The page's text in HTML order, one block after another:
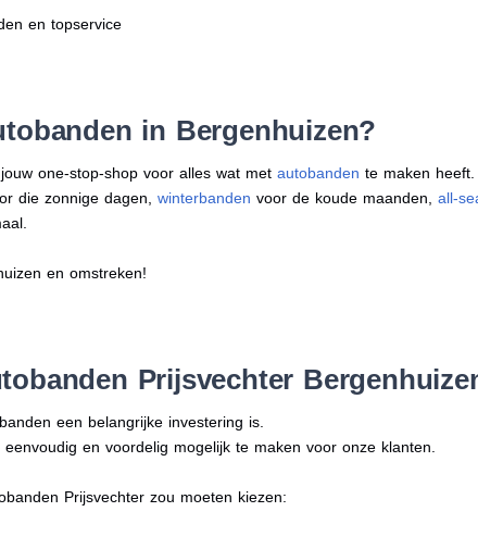
en topservice
in Bergenhuizen?
one-stop-shop voor alles wat met autobanden te maken heeft.
die zonnige dagen, winterbanden voor de koude maanden, all-
en omstreken!
Prijsvechter
een belangrijke investering is.
en voordelig mogelijk te maken voor onze klanten.
Prijsvechter zou moeten kiezen: